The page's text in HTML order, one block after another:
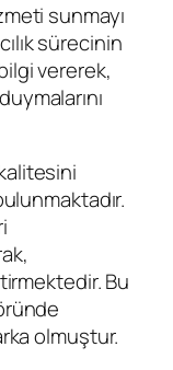
sunmayı
sürecinin
vererek,
Bu
olmuştur.